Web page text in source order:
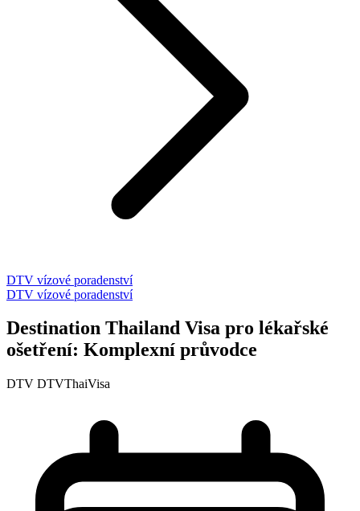
DTV vízové poradenství
DTV vízové poradenství
Destination Thailand Visa pro lékařské
ošetření: Komplexní průvodce
DTV DTVThaiVisa